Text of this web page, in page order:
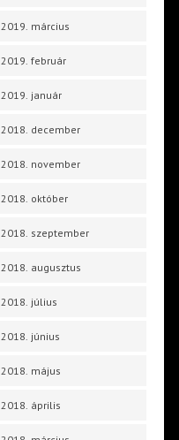
2019. március
2019. február
2019. január
2018. december
2018. november
2018. október
2018. szeptember
2018. augusztus
2018. július
2018. június
2018. május
2018. április